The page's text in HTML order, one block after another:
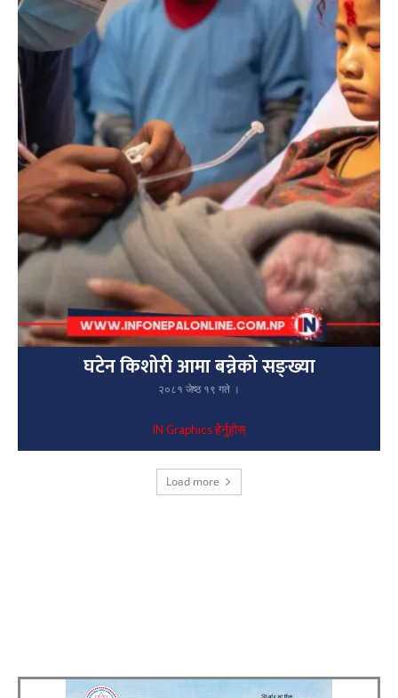
घटेन किशोरी आमा बन्नेको सङ्ख्या
२०८१ जेष्ठ १९ गते ।
IN Graphics हेर्नुहोस्
Load more